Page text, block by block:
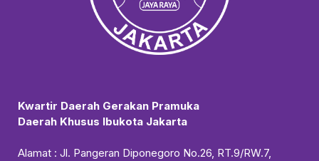
Kwartir Daerah Gerakan Pramuka
Daerah Khusus Ibukota Jakarta
Alamat : Jl. Pangeran Diponegoro No.26, RT.9/RW.7,